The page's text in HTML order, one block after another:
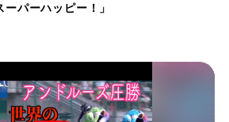
パーハッピー！」